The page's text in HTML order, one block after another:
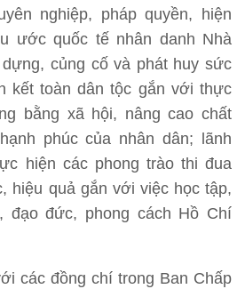
nghiệp, pháp quyền, hiện
ước quốc tế nhân danh Nhà
củng cố và phát huy sức
kết toàn dân tộc gắn với thực
bằng xã hội, nâng cao chất
phúc của nhân dân; lãnh
hiện các phong trào thi đua
hiệu quả gắn với việc học tập,
đạo đức, phong cách Hồ Chí
các đồng chí trong Ban Chấp